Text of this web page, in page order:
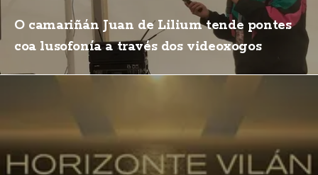
O camariñán Juan de Lilium tende pontes
coa lusofonía a través dos videoxogos